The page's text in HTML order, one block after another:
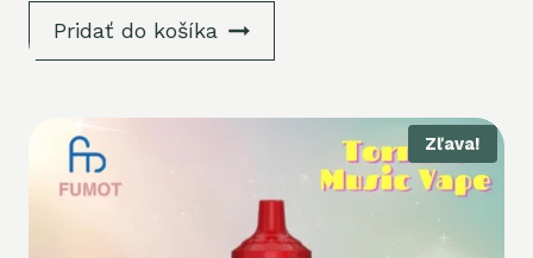
Pridať do košíka
Zľava!